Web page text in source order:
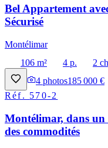
Bel Appartement
Sécurisé
Montélimar
106 m²
4 p.
2
4 photos185 000 €
Réf. 570-2
Montélimar, dans
des commodités